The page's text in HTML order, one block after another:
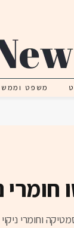
משפט
וחומרי